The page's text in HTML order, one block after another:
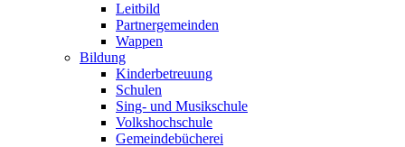
Leitbild
Partnergemeinden
Wappen
Bildung
Kinderbetreuung
Schulen
Sing- und Musikschule
Volkshochschule
Gemeindebücherei